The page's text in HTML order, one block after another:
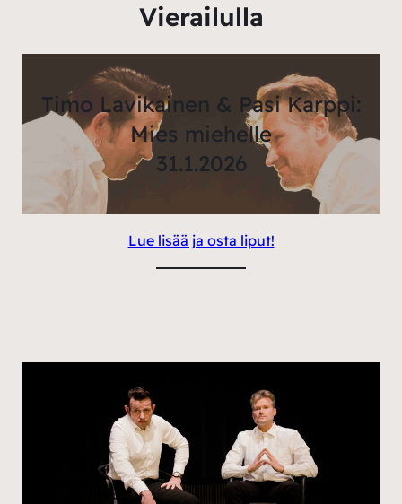
Vierailulla
Timo Lavikainen & Pasi Karppi:
Mies miehelle
31.1.2026
Lue lisää ja osta liput!